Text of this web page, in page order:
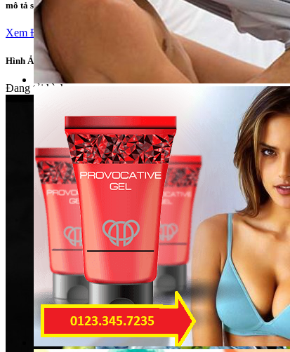
mô tả sản phẩm
Xem Đánh Giá
Hình Ảnh Về Sản Phẩm
Đang tải hình